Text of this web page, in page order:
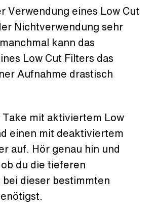
Verwendung eines Low Cut
Nichtverwendung sehr
kann das
Low Cut Filters das
Aufnahme drastisch
Take mit aktiviertem Low
einen mit deaktiviertem
auf. Hör genau hin und
du die tieferen
dieser bestimmten